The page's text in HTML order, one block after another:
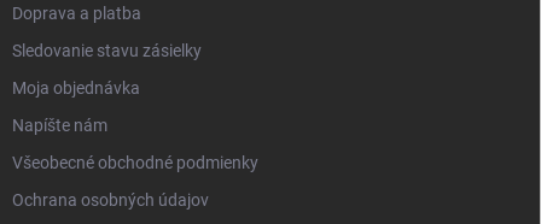
Doprava a platba
Sledovanie stavu zásielky
Moja objednávka
Napíšte nám
Všeobecné obchodné podmienky
Ochrana osobných údajov